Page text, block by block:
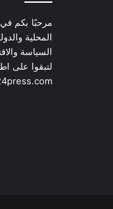
المحلية
السياسة
لتبقوا على